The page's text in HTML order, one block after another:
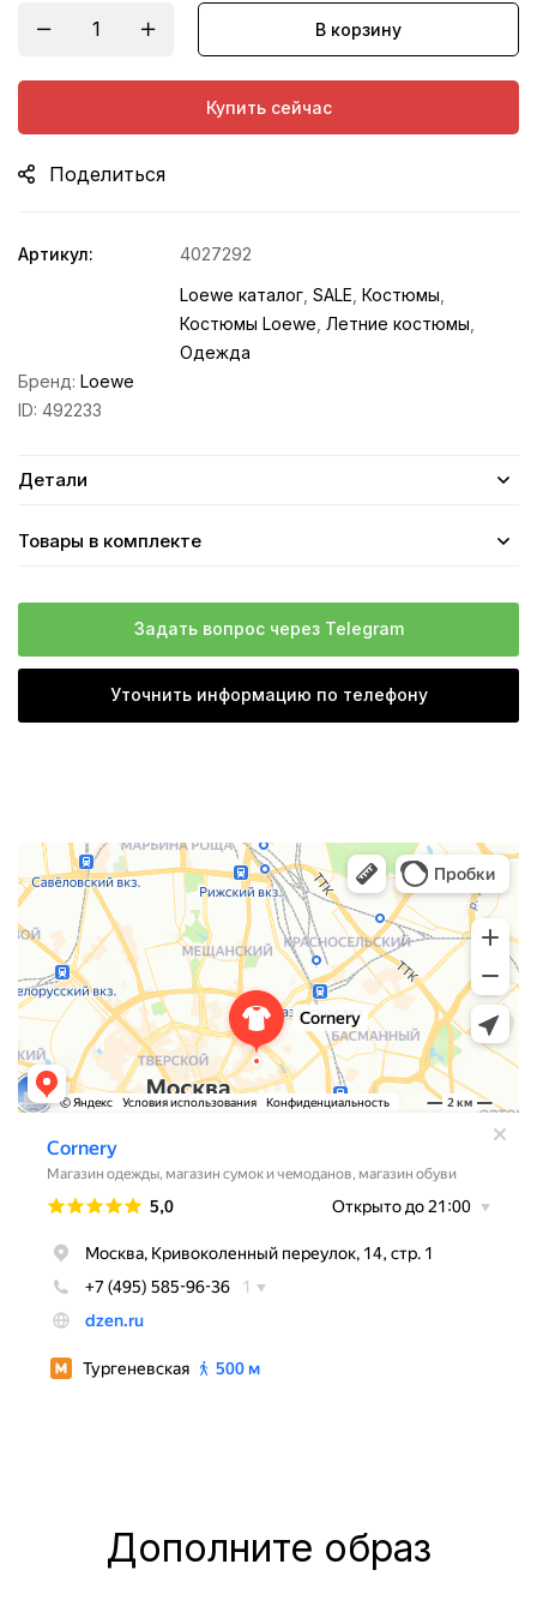
В корзину
Купить сейчас
Поделиться
Артикул:
4027292
Loewe каталог SALE Костюмы
Костюмы Loewe Летние костюмы
Одежда
Бренд: Loewe
ID: 492233
Детали
Товары в комплекте
Задать вопрос через Telegram
Уточнить информацию по телефону
Дополните образ